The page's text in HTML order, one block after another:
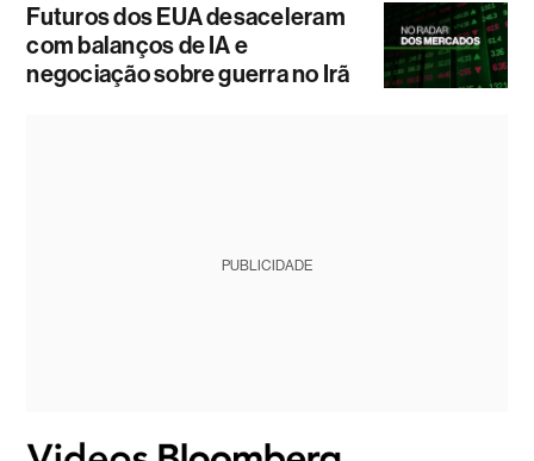
Futuros dos EUA desaceleram
com balanços de IA e
negociação sobre guerra no Irã
PUBLICIDADE